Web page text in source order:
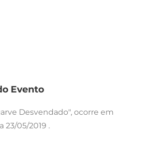
Evento
Desvendado", ocorre em
23/05/2019 .